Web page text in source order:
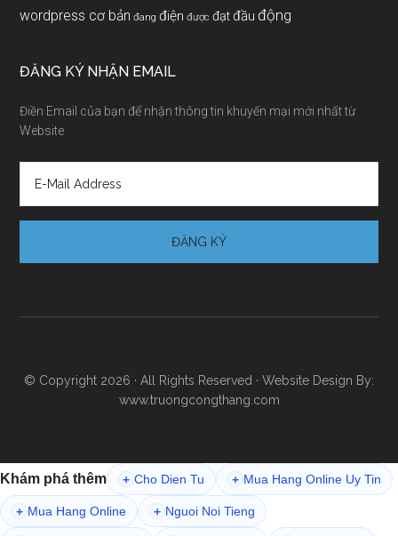
wordpress cơ bản đang điện được đạtđầu động
ĐĂNG KÝ NHẬN EMAIL
Điền Email của bạn để nhận thông tin khuyến mại mới nhất từ
Website
© Copyright 2026 · All Rights Reserved · Website Design By:
www.truongcongthang.com
Khám phá thêm + Cho Dien Tu + Mua Hang Online Uy Tin
+ Mua Hang Online + Nguoi Noi Tieng